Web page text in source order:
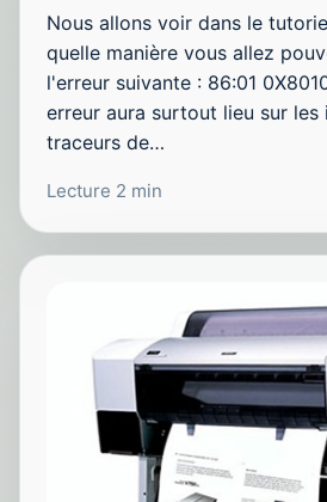
Nous allons voir dans le
quelle manière vous allez
l'erreur suivante : 86:01
erreur aura surtout lieu sur les
traceurs de…
Lecture 2 min